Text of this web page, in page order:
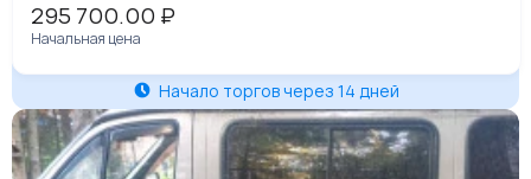
295 700.00 ₽
Начальная цена
Начало торгов через 14 дней